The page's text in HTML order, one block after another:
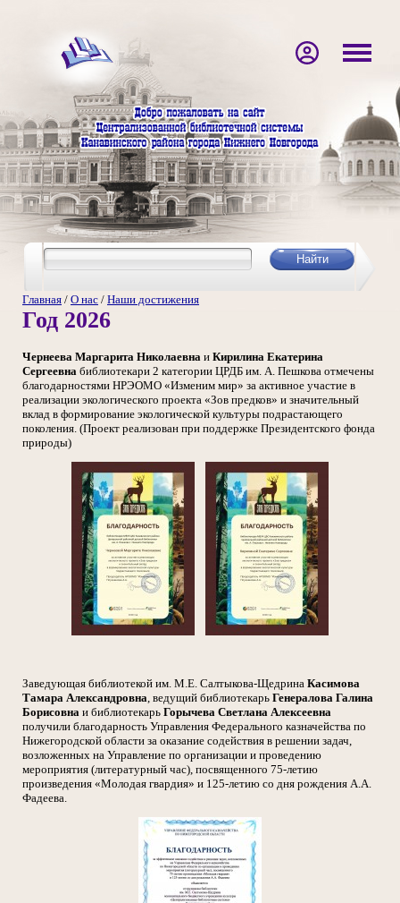
Главная / О нас / Наши достижения
Год 2026
Чернеева Маргарита Николаевна и Кирилина Екатерина
Сергеевна библиотекари 2 категории ЦРДБ им. А. Пешкова отмечены
благодарностями НРЭОМО «Изменим мир» за активное участие в
реализации экологического проекта «Зов предков» и значительный
вклад в формирование экологической культуры подрастающего
поколения. (Проект реализован при поддержке Президентского фонда
природы)
Заведующая библиотекой им. М.Е. Салтыкова-Щедрина Касимова
Тамара Александровна, ведущий библиотекарь Генералова Галина
Борисовна и библиотекарь Горычева Светлана Алексеевна
получили благодарность Управления Федерального казначейства по
Нижегородской области за оказание содействия в решении задач,
возложенных на Управление по организации и проведению
мероприятия (литературный час), посвященного 75-летию
произведения «Молодая гвардия» и 125-летию со дня рождения А.А.
Фадеева.